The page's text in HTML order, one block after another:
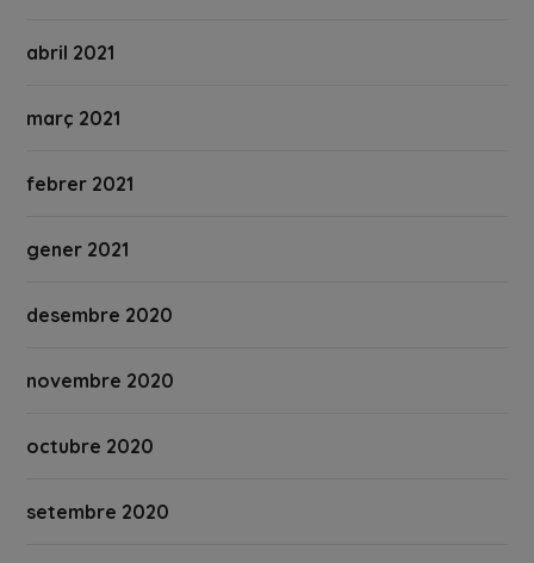
abril 2021
març 2021
febrer 2021
gener 2021
desembre 2020
novembre 2020
octubre 2020
setembre 2020